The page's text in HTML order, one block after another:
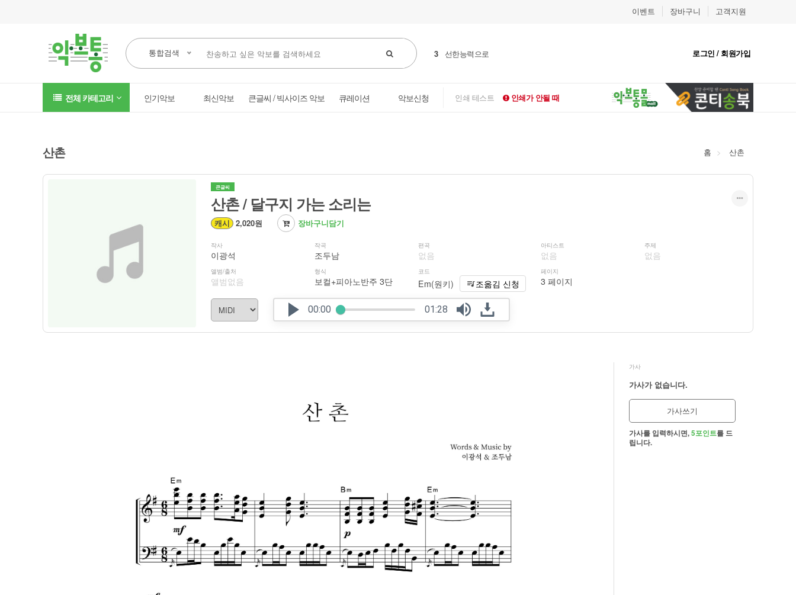
이벤트 장바구니 고객지원
통합검색 3 선한능력으로 로그인 / 회원가입
전체 카테고리 인기악보 최신악보 큰글씨 / 빅사이즈 악보 큐레이션 악보신청 인쇄 테스트 인쇄가 안될 때
산촌 홈 산촌
큰글씨
산촌 / 달구지 가는 소리는
캐시 2,020원 장바구니담기
작사
이광석
앨범/출처
앨범없음
작곡
조두남
형식
보컬+피아노반주 3단
편곡
없음
코드
Em(원키) 조옮김 신청
아티스트
없음
페이지
3 페이지
주제
없음
00:00 01:28
가사
가사가 없습니다.
가사쓰기
가사를 입력하시면,5포인트를 드
립니다.